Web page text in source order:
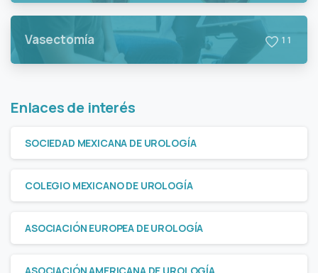
Vasectomía 1 1
Enlaces de interés
SOCIEDAD MEXICANA DE UROLOGÍA
COLEGIO MEXICANO DE UROLOGÍA
ASOCIACIÓN EUROPEA DE UROLOGÍA